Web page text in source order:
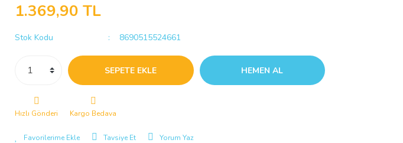
1.369,90 TL
Stok Kodu 8690515524661
SEPETE EKLE HEMEN AL
Hızlı Gönderi Kargo Bedava
Tavsiye Et Yorum Yaz